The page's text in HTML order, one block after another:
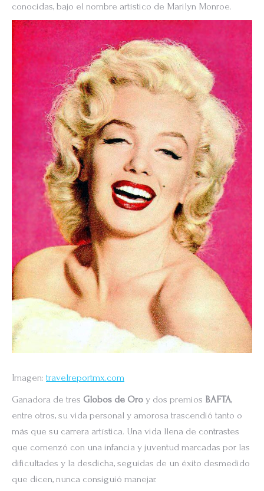
conocidas, bajo el nombre artístico de Marilyn Monroe.
Imagen: travelreportmx.com
Ganadora de tres Globos de Oro y dos premios BAFTA,
entre otros, su vida personal y amorosa trascendió tanto o
más que su carrera artística. Una vida llena de contrastes
que comenzó con una infancia y juventud marcadas por las
dificultades y la desdicha, seguidas de un éxito desmedido
que dicen, nunca consiguió manejar.